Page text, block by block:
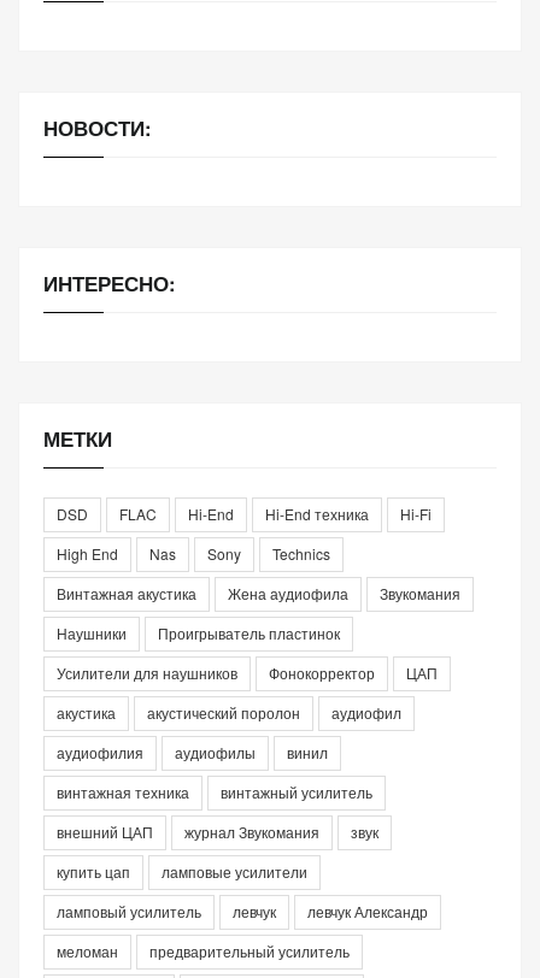
НОВОСТИ:
ИНТЕРЕСНО:
МЕТКИ
DSD FLAC Hi-End Hi-End техника
Hi-Fi
High End
Nas Sony
Technics
Винтажная акустика
Жена аудиофила
Звукомания
Наушники
Проигрыватель пластинок
Усилители для наушников
Фонокорректор
ЦАП
акустика
акустический поролон
аудиофил
аудиофилия
аудиофилы
винил
винтажная техника
винтажный усилитель
внешний ЦАП
журнал Звукомания
звук
купить цап
ламповые усилители
ламповый усилитель
левчук
левчук Александр
меломан
предварительный усилитель